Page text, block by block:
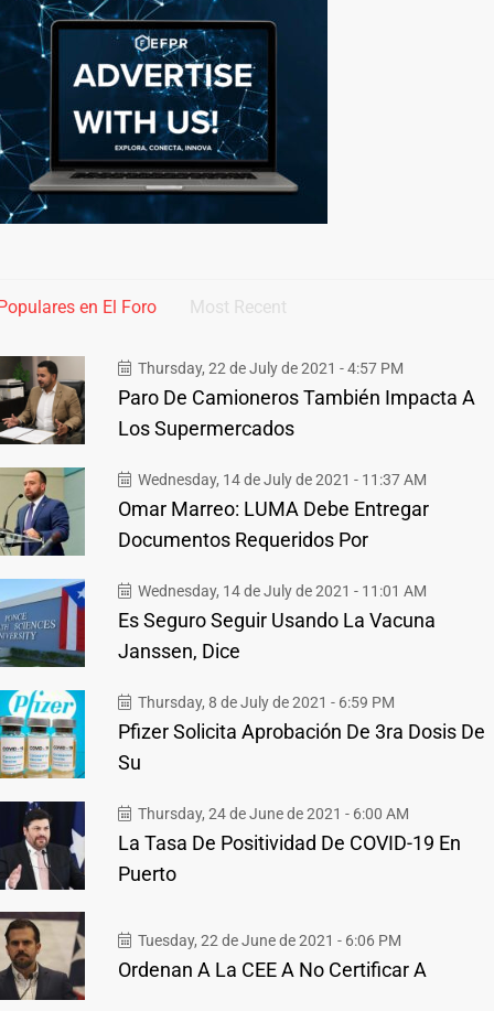
en El Foro Most Recent
Thursday, 22 de July de 2021 - 4:57 PM
Paro De Camioneros También Impacta A
Los Supermercados
Wednesday, 14 de July de 2021 - 11:37 AM
Omar Marreo: LUMA Debe Entregar
Documentos Requeridos Por
Wednesday, 14 de July de 2021 - 11:01 AM
Es Seguro Seguir Usando La Vacuna
Janssen, Dice
Thursday, 8 de July de 2021 - 6:59 PM
Pfizer Solicita Aprobación De 3ra Dosis De
Su
Thursday, 24 de June de 2021 - 6:00 AM
La Tasa De Positividad De COVID-19 En
Puerto
Tuesday, 22 de June de 2021 - 6:06 PM
Ordenan A La CEE A No Certificar A